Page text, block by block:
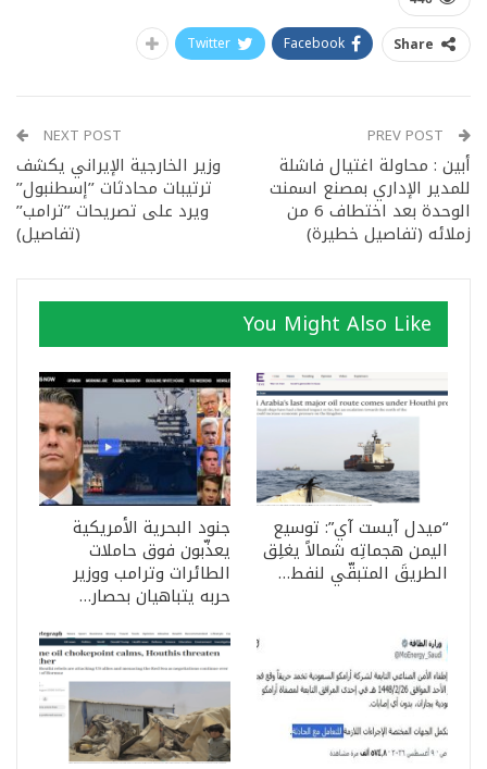
Share
Facebook
Twitter
أبين : محاولة اغتيال فاشلة
للمدير الإداري بمصنع اسمنت
الوحدة بعد اختطاف 6 من
زملائه (تفاصيل خطيرة)
NEXT POST
وزير الخارجية الإيراني يكشف
ترتيبات محادثات ’’إسطنبول’’
ويرد على تصريحات ’’ترامب’’
(تفاصيل)
You Might Also Like
“ميدل آيست آي”: توسيع
اليمن هجماتِه شمالاً يغلِق
الطريقَ المتبقّي لنفط…
جنود البحرية الأمريكية
يعذّبون فوق حاملات
الطائرات وترامب ووزير
حربه يتباهيان بحصار…